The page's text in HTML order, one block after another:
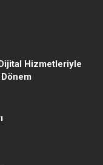
Hizmetleriyle